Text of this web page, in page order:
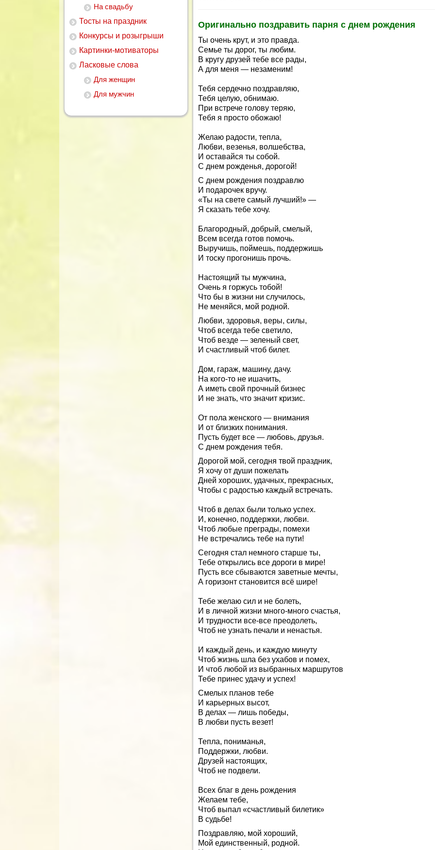
На свадьбу
Тосты на праздник
Конкурсы и розыгрыши
Картинки-мотиваторы
Ласковые слова
Для женщин
Для мужчин
Оригинально поздравить парня с днем рождения
Ты очень крут, и это правда.
Семье ты дорог, ты любим.
В кругу друзей тебе все рады,
А для меня — незаменим!
Тебя сердечно поздравляю,
Тебя целую, обнимаю.
При встрече голову теряю,
Тебя я просто обожаю!
Желаю радости, тепла,
Любви, везенья, волшебства,
И оставайся ты собой.
С днем рожденья, дорогой!
С днем рождения поздравлю
И подарочек вручу.
«Ты на свете самый лучший!» —
Я сказать тебе хочу.
Благородный, добрый, смелый,
Всем всегда готов помочь.
Выручишь, поймешь, поддержишь
И тоску прогонишь прочь.
Настоящий ты мужчина,
Очень я горжусь тобой!
Что бы в жизни ни случилось,
Не меняйся, мой родной.
Любви, здоровья, веры, силы,
Чтоб всегда тебе светило,
Чтоб везде — зеленый свет,
И счастливый чтоб билет.
Дом, гараж, машину, дачу.
На кого-то не ишачить,
А иметь свой прочный бизнес
И не знать, что значит кризис.
От пола женского — внимания
И от близких понимания.
Пусть будет все — любовь, друзья.
С днем рождения тебя.
Дорогой мой, сегодня твой праздник,
Я хочу от души пожелать
Дней хороших, удачных, прекрасных,
Чтобы с радостью каждый встречать.
Чтоб в делах были только успех.
И, конечно, поддержки, любви.
Чтоб любые преграды, помехи
Не встречались тебе на пути!
Сегодня стал немного старше ты,
Тебе открылись все дороги в мире!
Пусть все сбываются заветные мечты,
А горизонт становится всё шире!
Тебе желаю сил и не болеть,
И в личной жизни много-много счастья,
И трудности все-все преодолеть,
Чтоб не узнать печали и ненастья.
И каждый день, и каждую минуту
Чтоб жизнь шла без ухабов и помех,
И чтоб любой из выбранных маршрутов
Тебе принес удачу и успех!
Смелых планов тебе
И карьерных высот,
В делах — лишь победы,
В любви пусть везет!
Тепла, пониманья,
Поддержки, любви.
Друзей настоящих,
Чтоб не подвели.
Всех благ в день рождения
Желаем тебе,
Чтоб выпал «счастливый билетик»
В судьбе!
Поздравляю, мой хороший,
Мой единственный, родной.